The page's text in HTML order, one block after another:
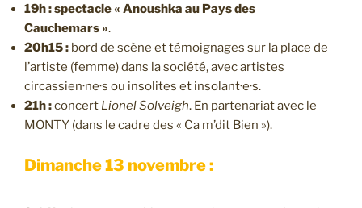
19h : spectacle « Anoushka au Pays des
Cauchemars ».
20h15 : bord de scène et témoignages sur la place de
l’artiste (femme) dans la société, avec artistes
circassien·ne·s ou insolites et insolant·e·s.
21h :concert Lionel Solveigh. En partenariat avec le
MONTY (dans le cadre des « Ca m’dit Bien »).
Dimanche 13 novembre :